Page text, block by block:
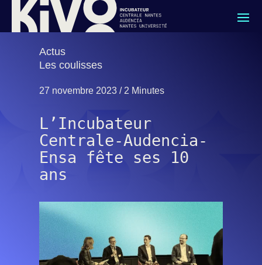
Actus
Les coulisses
27 novembre 2023 /2 Minutes
L’Incubateur
Centrale-Audencia-
Ensa fête ses 10
ans